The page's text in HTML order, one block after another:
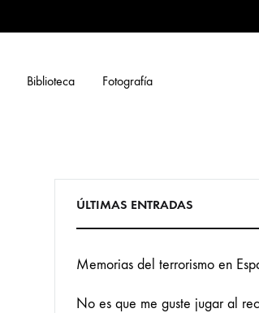
Biblioteca Fotografía
ÚLTIMAS ENTRADAS
Memorias del terrorismo en
No es que me guste jugar al